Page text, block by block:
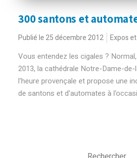
300 santons et
Publié le 25 décembre 2012 Expos
Vous entendez les cigales ?
2013, la cathédrale Notre-Dame-
l'heure provençale et propose une
de santons et d'automates à